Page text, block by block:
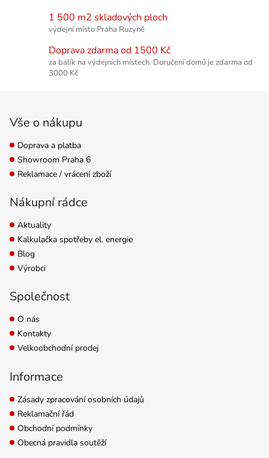
1 500 m2 skladových ploch
výdejní místo Praha Ruzyně
Doprava zdarma od 1500 Kč
za balík na výdejních místech. Doručení domů je zdarma od
3000 Kč
Vše o nákupu
Doprava a platba
Showroom Praha 6
Reklamace / vrácení zboží
Nákupní rádce
Aktuality
Kalkulačka spotřeby el. energie
Blog
Výrobci
Společnost
O nás
Kontakty
Velkoobchodní prodej
Informace
Zásady zpracování osobních údajů
Reklamační řád
Obchodní podmínky
Obecná pravidla soutěží